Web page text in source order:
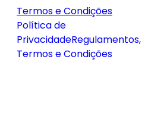
Termos e Condições
Política de
PrivacidadeRegulamentos,
Termos e Condições